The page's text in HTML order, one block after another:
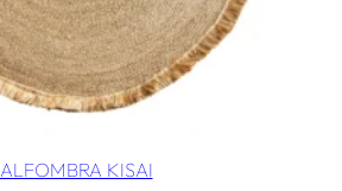
ALFOMBRA KISAI